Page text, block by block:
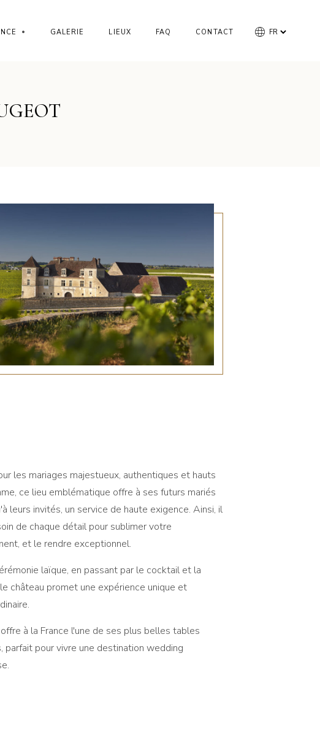
• GALERIE LIEUX FAQ CONTACT
les mariages majestueux, authentiques et hauts
ce lieu emblématique offre à ses futurs mariés
leurs invités, un service de haute exigence. Ainsi, il
de chaque détail pour sublimer votre
et le rendre exceptionnel.
laïque, en passant par le cocktail et la
château promet une expérience unique et
à la France l'une de ses plus belles tables
parfait pour vivre une destination wedding